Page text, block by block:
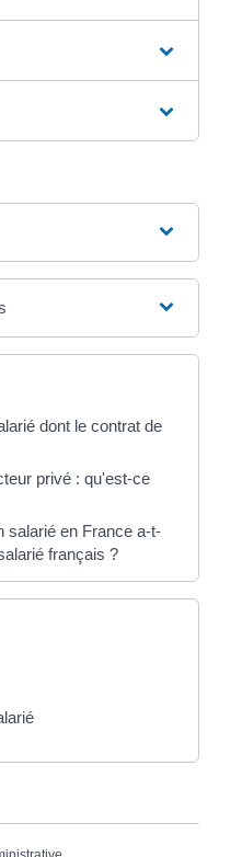
dont le contrat de
privé : qu'est-ce
salarié en France a-t-
français ?